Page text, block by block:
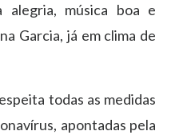
alegria, música boa e
Garcia, já em clima de
todas as medidas
apontadas pela